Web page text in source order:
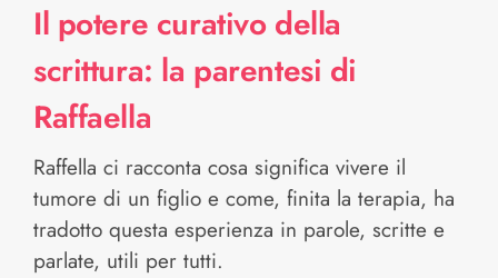
Il potere curativo della
scrittura: la parentesi di
Raffaella
Raffella ci racconta cosa significa vivere il
tumore di un figlio e come, finita la terapia, ha
tradotto questa esperienza in parole, scritte e
parlate, utili per tutti.